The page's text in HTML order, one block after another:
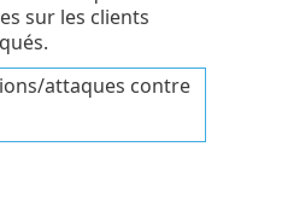
sur les clients
attaques contre